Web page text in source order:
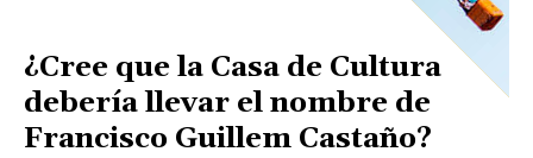
¿Cree que la Casa de Cultura
debería llevar el nombre de
Francisco Guillem Castaño?